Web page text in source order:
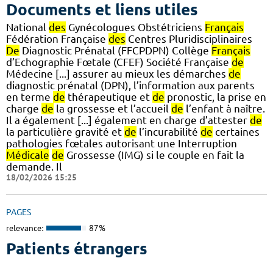
Documents et liens utiles
National des Gynécologues Obstétriciens Français
Fédération Française des Centres Pluridisciplinaires
De Diagnostic Prénatal (FFCPDPN) Collège Français
d’Echographie Fœtale (CFEF) Société Française de
Médecine [...] assurer au mieux les démarches de
diagnostic prénatal (DPN), l’information aux parents
en terme de thérapeutique et de pronostic, la prise en
charge de la grossesse et l’accueil de l’enfant à naître.
Il a également [...] également en charge d’attester de
la particulière gravité et de l’incurabilité de certaines
pathologies fœtales autorisant une Interruption
Médicale de Grossesse (IMG) si le couple en fait la
demande. Il
18/02/2026 15:25
PAGES
relevance: 87%
Patients étrangers